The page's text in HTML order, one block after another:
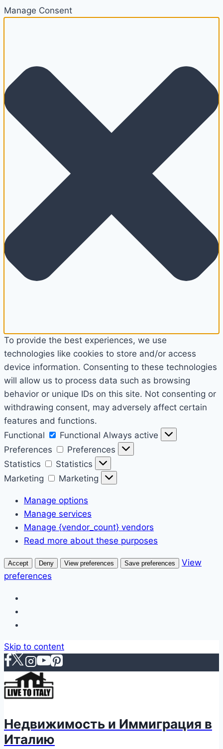
Manage Consent
To provide the best experiences, we use
technologies like cookies to store and/or access
device information. Consenting to these technologies
will allow us to process data such as browsing
behavior or unique IDs on this site. Not consenting or
withdrawing consent, may adversely affect certain
features and functions.
Functional
Functional Always active
Preferences
Preferences
Statistics
Statistics
Marketing
Marketing
Manage options
Manage services
Manage {vendor_count} vendors
Read more about these purposes
Accept Deny View preferences Save preferences
View
preferences
Skip to content
Недвижимость и Иммиграция в
Италию